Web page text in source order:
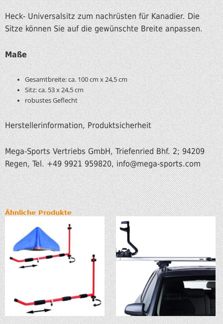
Heck- Universalsitz zum nachrüsten für Kanadier. Die
Sitze können Sie auf die gewünschte Breite anpassen.
Maße
Gesamtbreite: ca. 100 cm x 24,5 cm
Sitz: ca. 53 x 24,5 cm
robustes Geflecht
Herstellerinformation, Produktsicherheit
Mega-Sports Vertriebs GmbH, Triefenried Bhf. 2; 94209
Regen, Tel. +49 9921 959820, info@mega-sports.com
Ähnliche Produkte